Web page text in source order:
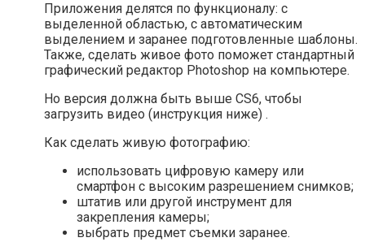
Приложения делятся по функционалу: с
выделенной областью, с автоматическим
выделением и заранее подготовленные шаблоны.
Также, сделать живое фото поможет стандартный
графический редактор Photoshop на компьютере.
Но версия должна быть выше CS6, чтобы
загрузить видео (инструкция ниже) .
Как сделать живую фотографию:
использовать цифровую камеру или
смартфон с высоким разрешением снимков;
штатив или другой инструмент для
закрепления камеры;
выбрать предмет съемки заранее.